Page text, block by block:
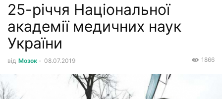
25-річчя Національної
академії медичних наук
України
від Мозок - 08.07.2019 1866